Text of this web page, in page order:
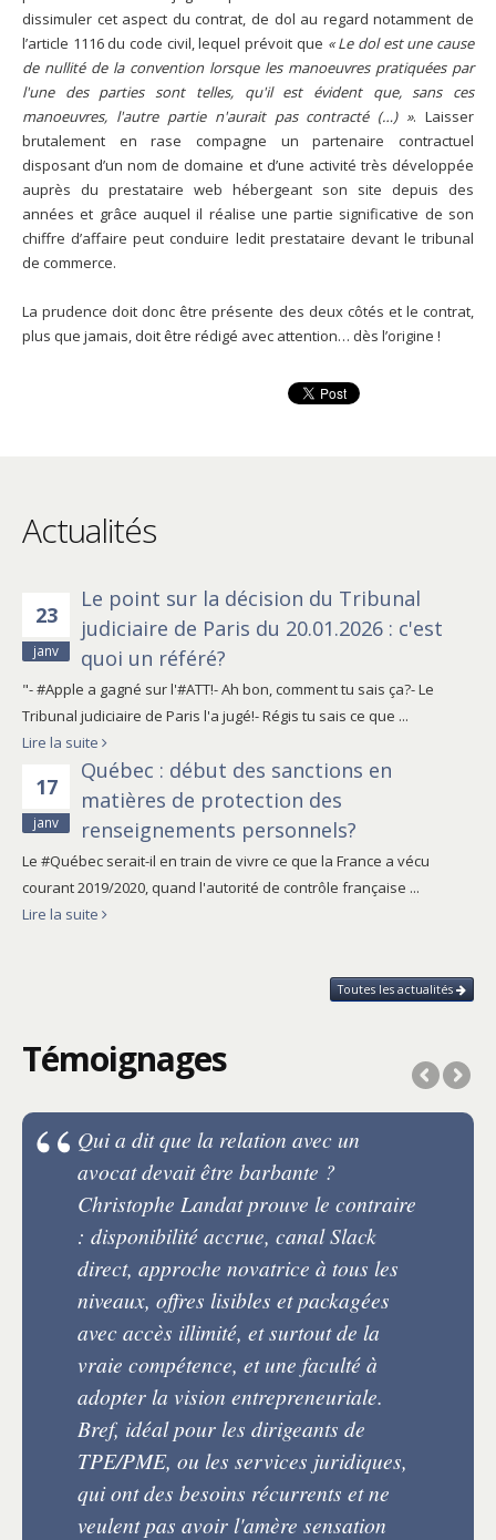
dissimuler cet aspect du contrat, de dol au regard notamment de
l’article 1116 du code civil, lequel prévoit que « Le dol est une cause
de nullité de la convention lorsque les manoeuvres pratiquées par
l'une des parties sont telles, qu'il est évident que, sans ces
manoeuvres, l'autre partie n'aurait pas contracté (…) ». Laisser
brutalement en rase compagne un partenaire contractuel
disposant d’un nom de domaine et d’une activité très développée
auprès du prestataire web hébergeant son site depuis des
années et grâce auquel il réalise une partie significative de son
chiffre d’affaire peut conduire ledit prestataire devant le tribunal
de commerce.
La prudence doit donc être présente des deux côtés et le contrat,
plus que jamais, doit être rédigé avec attention… dès l’origine !
Actualités
23
janv
Le point sur la décision du Tribunal
judiciaire de Paris du 20.01.2026 : c'est
quoi un référé?
"- #Apple a gagné sur l'#ATT!- Ah bon, comment tu sais ça?- Le
Tribunal judiciaire de Paris l'a jugé!- Régis tu sais ce que ...
Lire la suite
17
janv
Québec : début des sanctions en
matières de protection des
renseignements personnels?
Le #Québec serait-il en train de vivre ce que la France a vécu
courant 2019/2020, quand l'autorité de contrôle française ...
Lire la suite
Toutes les actualités
Témoignages
Qui a dit que la relation avec un
avocat devait être barbante ?
Christophe Landat prouve le contraire
: disponibilité accrue, canal Slack
direct, approche novatrice à tous les
niveaux, offres lisibles et packagées
avec accès illimité, et surtout de la
vraie compétence, et une faculté à
adopter la vision entrepreneuriale.
Bref, idéal pour les dirigeants de
TPE/PME, ou les services juridiques,
qui ont des besoins récurrents et ne
veulent pas avoir l'amère sensation